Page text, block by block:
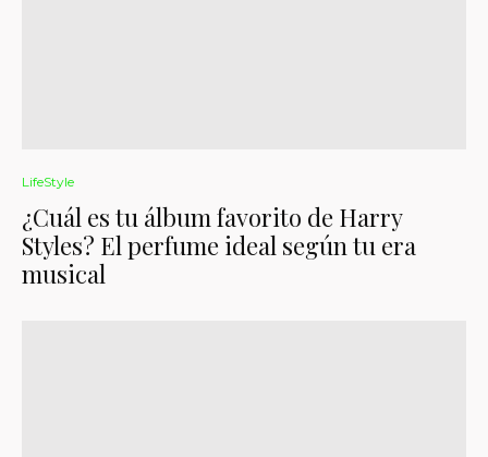
LifeStyle
¿Cuál es tu álbum favorito de Harry
Styles? El perfume ideal según tu era
musical